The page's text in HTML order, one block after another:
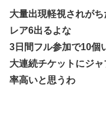
大量出現軽視されが
レア6出るよな
3日間フル参加で10個
大連続チケットにジ
率高いと思うわ